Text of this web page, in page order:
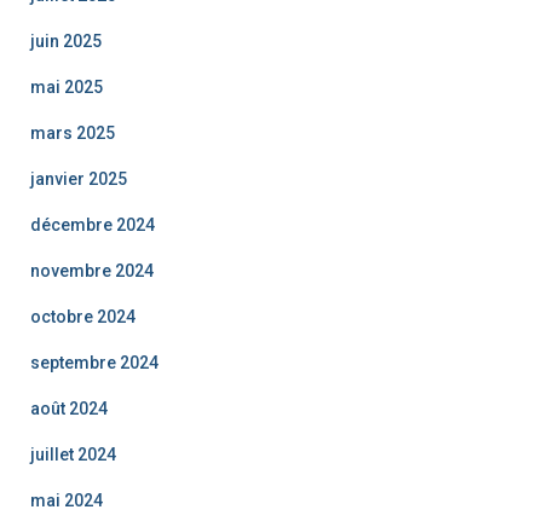
juin 2025
mai 2025
mars 2025
janvier 2025
décembre 2024
novembre 2024
octobre 2024
septembre 2024
août 2024
juillet 2024
mai 2024